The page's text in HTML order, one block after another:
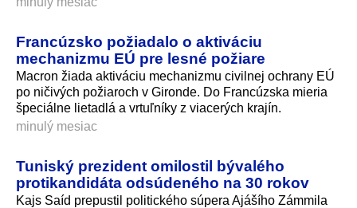
Francúzsko požiadalo o aktiváciu
mechanizmu EÚ pre lesné požiare
Macron žiada aktiváciu mechanizmu civilnej ochrany EÚ
po ničivých požiaroch v Gironde. Do Francúzska mieria
špeciálne lietadlá a vrtuľníky z viacerých krajín.
minulý mesiac
Tuniský prezident omilostil bývalého
protikandidáta odsúdeného na 30 rokov
Kajs Saíd prepustil politického súpera Ajášího Zámmila